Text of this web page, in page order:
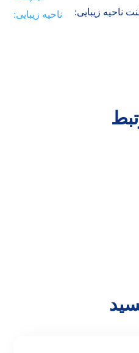
ناحیه زیبایی: